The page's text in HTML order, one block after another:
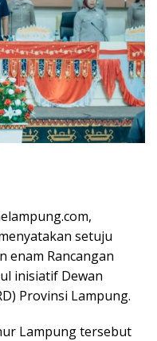
setuju
enam Rancangan
inisiatif Dewan
Provinsi Lampung.
Lampung tersebut